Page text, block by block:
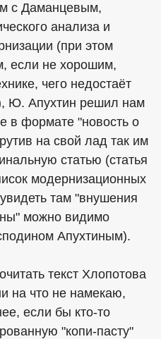
с Даманцевым,
анализа и
(при этом
если не хорошим,
чего недостаёт
Ю. Апухтин решил нам
в формате "новость о
на свой лад так им
статью (статья
модернизационных
там "внушения
можно видимо
Апухтиным).
текст Хлопотова
на что не намекаю,
если бы кто-то
"копи-пасту"